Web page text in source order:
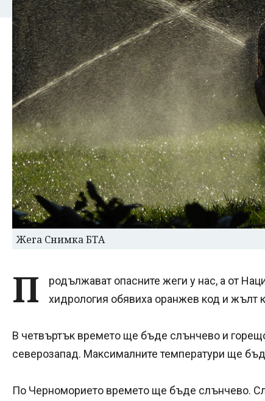
Жега Снимка БТА
П
родължават опасните жеги у нас, а от
хидрология обявиха оранжев код и жълт
В четвъртък времето ще бъде слънчево и
северозапад. Максималните температури ще
По Черноморието времето ще бъде слънчево.